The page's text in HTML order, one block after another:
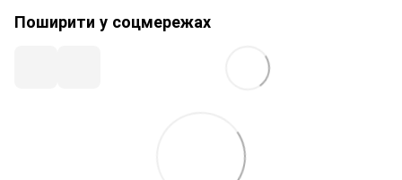
Поширити у соцмережах